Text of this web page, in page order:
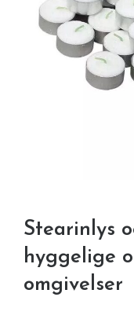
Stearinlys
hyggelige
omgivelser